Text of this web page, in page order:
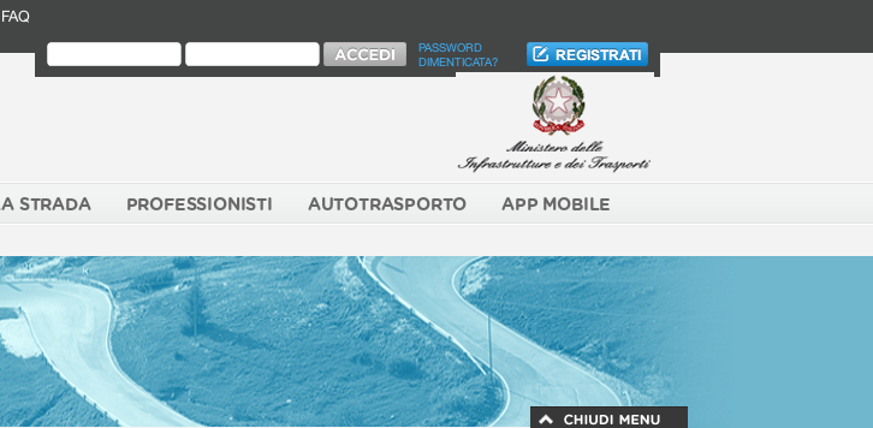
FAQ
PASSWORD
DIMENTICATA?
STRADA PROFESSIONISTI AUTOTRASPORTO APP MOBILE